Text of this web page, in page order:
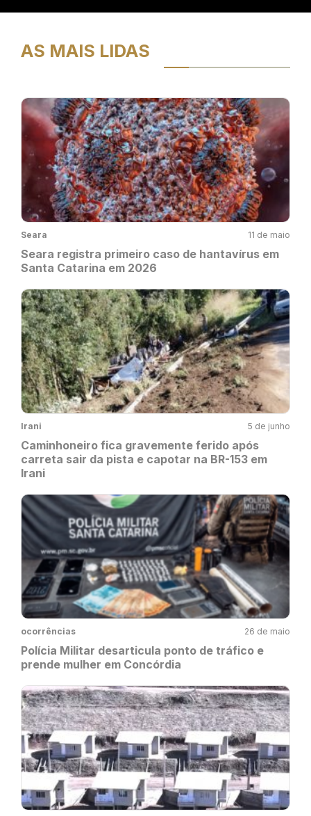
AS MAIS LIDAS
Seara 11 de maio
Seara registra primeiro caso de hantavírus em
Santa Catarina em 2026
Irani 5 de junho
Caminhoneiro fica gravemente ferido após
carreta sair da pista e capotar na BR-153 em
Irani
ocorrências 26 de maio
Polícia Militar desarticula ponto de tráfico e
prende mulher em Concórdia